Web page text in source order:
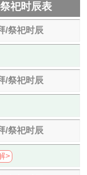
祀时辰表
/祭祀时辰
/祭祀时辰
/祭祀时辰
>